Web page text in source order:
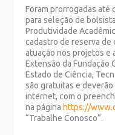
Foram prorrogadas até
para seleção de
Produtividade
cadastro de reserva de
atuação nos projetos e
Extensão da Fundação
Estado de Ciência,
são gratuitas e
internet, com o
na página https://
“Trabalhe Conosco”.